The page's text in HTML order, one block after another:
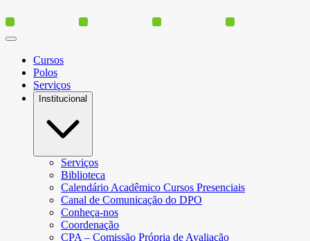
Cursos
Polos
Serviços
Institucional
Serviços
Biblioteca
Calendário Acadêmico Cursos Presenciais
Canal de Comunicação do DPO
Conheça-nos
Coordenação
CPA – Comissão Própria de Avaliação